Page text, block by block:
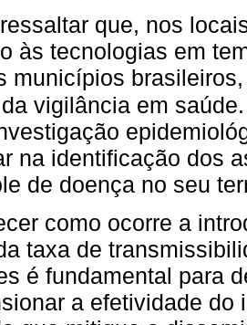
que, nos
às tecnologias em
municípios
vigilância em
na identificação dos
de doença no seu
como ocorre a
taxa de
é fundamental para
a efetividade do